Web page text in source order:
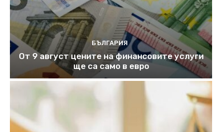
БЪЛГАРИЯ
От 9 август цените на финансовите услуги
ще са само в евро